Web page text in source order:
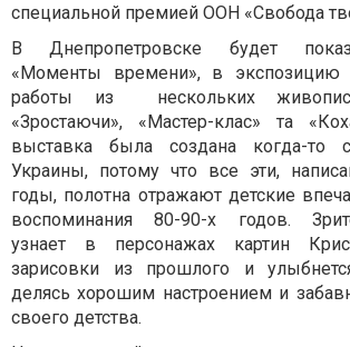
специальной премией ООН «Свобода
В Днепропетровске будет
«Моменты времени», в экспозицию
работы из нескольких
«Зростаючи», «Мастер-клас» та
выставка была создана когда-то
Украины, потому что все эти,
годы, полотна отражают детские
воспоминания 80-90-х годов.
узнает в персонажах картин
зарисовки из прошлого и
делясь хорошим настроением и
своего детства.